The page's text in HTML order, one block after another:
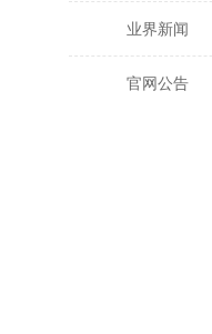
业界新闻
官网公告